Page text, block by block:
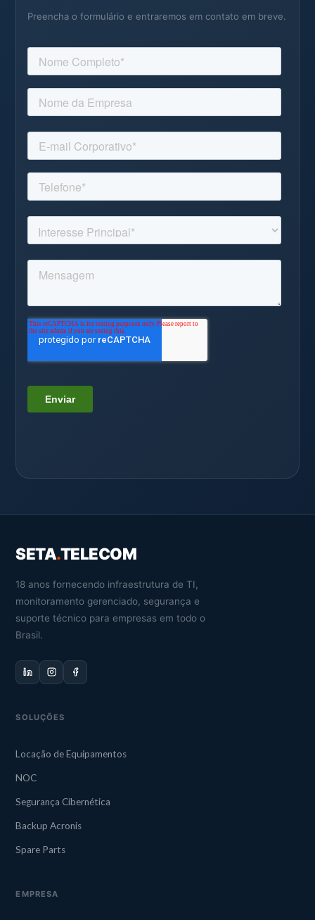
Preencha o formulário e entraremos em contato em breve.
SETA.TELECOM
18 anos fornecendo infraestrutura de TI,
monitoramento gerenciado, segurança e
suporte técnico para empresas em todo o
Brasil.
SOLUÇÕES
Locação de Equipamentos
NOC
Segurança Cibernética
Backup Acronis
Spare Parts
EMPRESA